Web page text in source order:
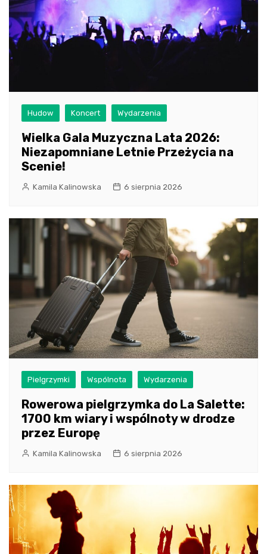
Hudow Koncert Wydarzenia
Wielka Gala Muzyczna Lata 2026:
Niezapomniane Letnie Przeżycia na
Scenie!
Kamila Kalinowska 6 sierpnia 2026
Pielgrzymki Wspólnota Wydarzenia
Rowerowa pielgrzymka do La Salette:
1700 km wiary i wspólnoty w drodze
przez Europę
Kamila Kalinowska 6 sierpnia 2026